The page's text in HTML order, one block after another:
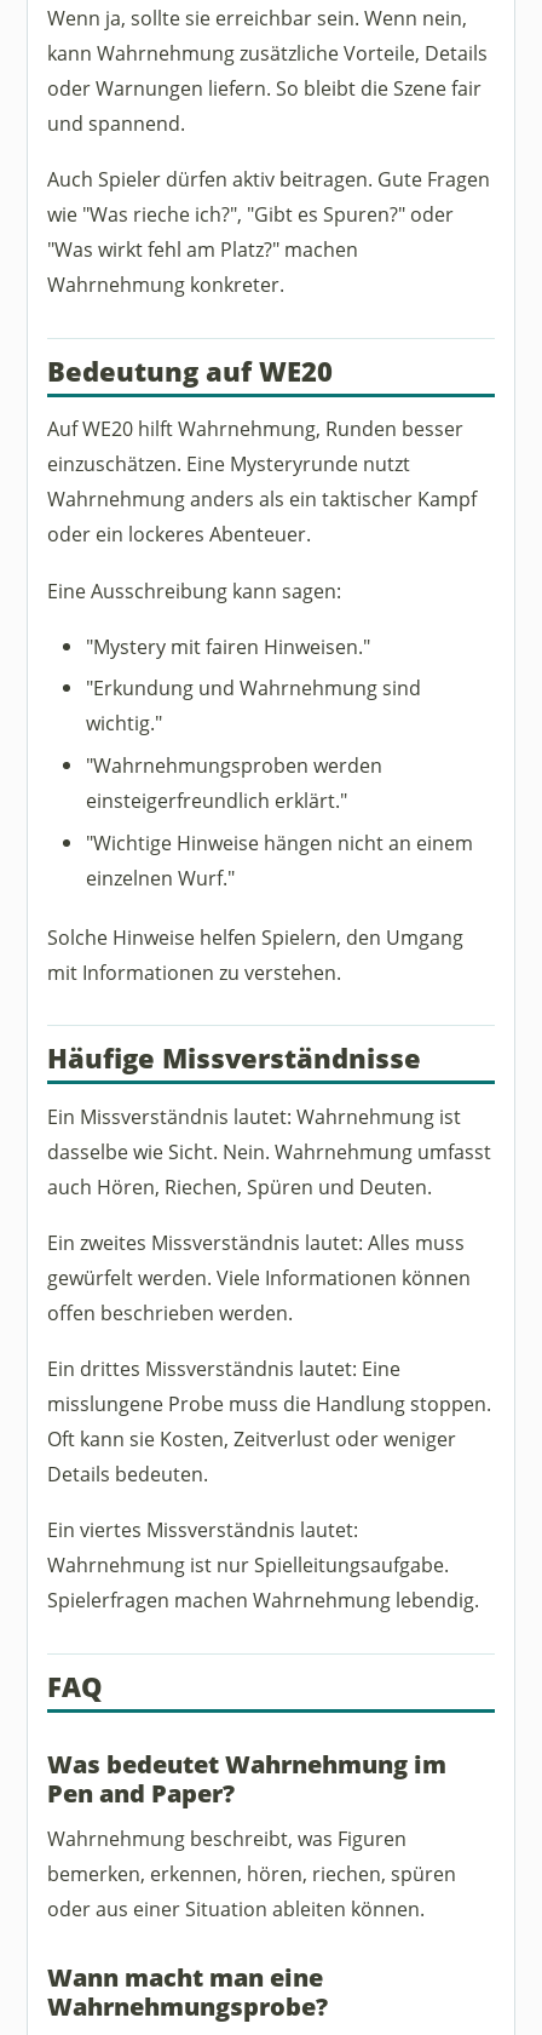
Wenn ja, sollte sie erreichbar sein. Wenn nein,
kann Wahrnehmung zusätzliche Vorteile, Details
oder Warnungen liefern. So bleibt die Szene fair
und spannend.
Auch Spieler dürfen aktiv beitragen. Gute Fragen
wie "Was rieche ich?", "Gibt es Spuren?" oder
"Was wirkt fehl am Platz?" machen
Wahrnehmung konkreter.
Bedeutung auf WE20
Auf WE20 hilft Wahrnehmung, Runden besser
einzuschätzen. Eine Mysteryrunde nutzt
Wahrnehmung anders als ein taktischer Kampf
oder ein lockeres Abenteuer.
Eine Ausschreibung kann sagen:
"Mystery mit fairen Hinweisen."
"Erkundung und Wahrnehmung sind
wichtig."
"Wahrnehmungsproben werden
einsteigerfreundlich erklärt."
"Wichtige Hinweise hängen nicht an einem
einzelnen Wurf."
Solche Hinweise helfen Spielern, den Umgang
mit Informationen zu verstehen.
Häufige Missverständnisse
Ein Missverständnis lautet: Wahrnehmung ist
dasselbe wie Sicht. Nein. Wahrnehmung umfasst
auch Hören, Riechen, Spüren und Deuten.
Ein zweites Missverständnis lautet: Alles muss
gewürfelt werden. Viele Informationen können
offen beschrieben werden.
Ein drittes Missverständnis lautet: Eine
misslungene Probe muss die Handlung stoppen.
Oft kann sie Kosten, Zeitverlust oder weniger
Details bedeuten.
Ein viertes Missverständnis lautet:
Wahrnehmung ist nur Spielleitungsaufgabe.
Spielerfragen machen Wahrnehmung lebendig.
FAQ
Was bedeutet Wahrnehmung im
Pen and Paper?
Wahrnehmung beschreibt, was Figuren
bemerken, erkennen, hören, riechen, spüren
oder aus einer Situation ableiten können.
Wann macht man eine
Wahrnehmungsprobe?